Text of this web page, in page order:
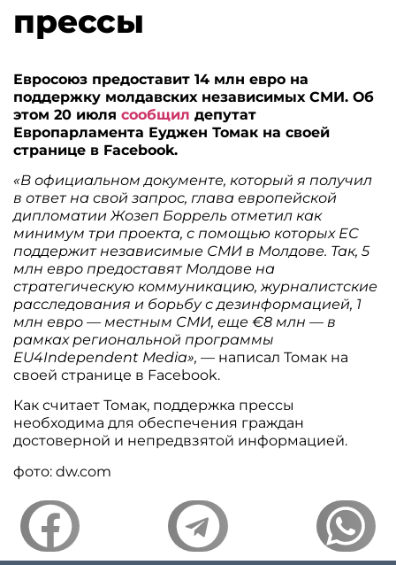
прессы
Евросоюз предоставит 14 млн евро на
поддержку молдавских независимых СМИ. Об
этом 20 июлясообщил депутат
Европарламента Еуджен Томак на своей
странице в Facebook.
«В официальном документе, который я получил
в ответ на свой запрос, глава европейской
дипломатии Жозеп Боррель отметил как
минимум три проекта, с помощью которых ЕС
поддержит независимые СМИ в Молдове. Так, 5
млн евро предоставят Молдове на
стратегическую коммуникацию, журналистские
расследования и борьбу с дезинформацией, 1
млн евро — местным СМИ, еще €8 млн — в
рамках региональной программы
EU4Independent Media», — написал Томак на
своей странице в Facebook.
Как считает Томак, поддержка прессы
необходима для обеспечения граждан
достоверной и непредвзятой информацией.
фото: dw.com